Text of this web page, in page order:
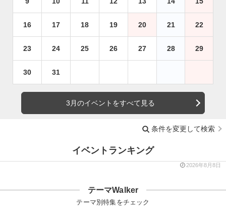
16 17 18 19 20 21 22
23 24 25 26 27 28 29
30 31
3月のイベントをすべて見る
条件を変更して検索
イベントランキング
2026年8月8日
テーマWalker
テーマ別特集をチェック